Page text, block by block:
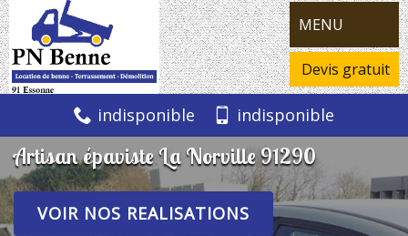
MENU
Devis gratuit
indisponible indisponible
Artisan épaviste La Norville 91290
VOIR NOS REALISATIONS